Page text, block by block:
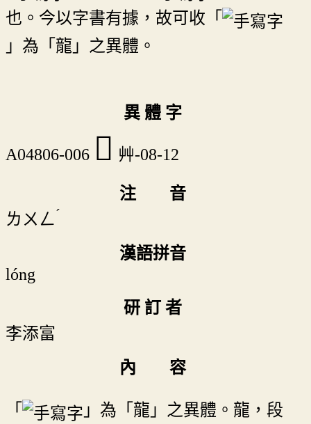
也。今以字書有據，故可收「
」為「龍」之異體。
異 體 字
A04806-006 𦱉 艸-08-12
注 音
ㄌㄨㄥˊ
漢語拼音
lóng
研 訂 者
李添富
內 容
「
」為「龍」之異體。龍，段